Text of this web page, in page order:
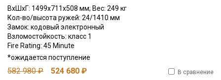
В сравнение
ВхШхГ: 1499x711x508 мм; Вес: 249 кг
Кол-во/высота ружей: 24/1410 мм
Замок: кодовый электронный
Взломостойкость: класс 1
Fire Rating: 45 Minute
*ожидается поступление
582 980 ₽ 524 680 ₽